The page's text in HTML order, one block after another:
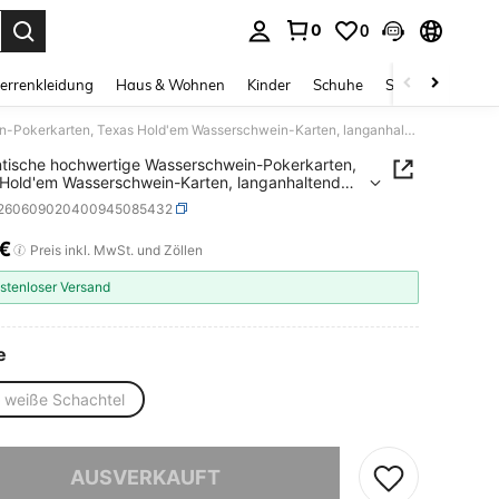
0 0
Haus & Wohnen Kinder Schuhe Schmuck &
Authentische hochwertige Wasserschwein-Pokerkarten, Texas Hold'em Wasserschwein-Karten, langanhaltend und glatte Textur, geeignet für soziale Zusammenkünfte und Kommunikation
hochwertige Wasserschwein-Pokerkarten,
Wasserschwein-Karten, langanhaltend
Textur, geeignet für soziale Zusammenkünfte
AND AVAILABILITY
Preis inkl. MwSt. und Zöllen
Versand
weiße Schachtel
AUSVERKAUFT